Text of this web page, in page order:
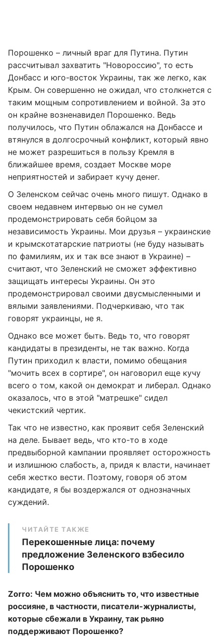
Порошенко – личный враг для Путина. Путин
рассчитывал захватить "Новороссию", то есть
Донбасс и юго-восток Украины, так же легко, как
Крым. Он совершенно не ожидал, что столкнется с
таким мощным сопротивлением и войной. За это
он крайне возненавидел Порошенко. Ведь
получилось, что Путин облажался на Донбассе и
втянулся в долгосрочный конфликт, который явно
не может разрешиться в пользу Кремля в
ближайшее время, создает Москве море
неприятностей и забирает кучу денег.
О Зеленском сейчас очень много пишут. Однако в
своем недавнем интервью он не сумел
продемонстрировать себя бойцом за
независимость Украины. Мои друзья – украинские
и крымскотатарские патриоты (не буду называть
по фамилиям, их и так все знают в Украине) –
считают, что Зеленский не сможет эффективно
защищать интересы Украины. Он это
продемонстрировал своими двусмысленными и
вялыми заявлениями. Подчеркиваю, что так
говорят украинцы, не я.
Однако все может быть. Ведь то, что говорят
кандидаты в президенты, не так важно. Когда
Путин приходил к власти, помимо обещания
"мочить всех в сортире", он наговорил еще кучу
всего о том, какой он демократ и либерал. Однако
оказалось, что в этой "матрешке" сидел
чекистский чертик.
Так что не известно, как проявит себя Зеленский
на деле. Бывает ведь, что кто-то в ходе
предвыборной кампании проявляет осторожность
и излишнюю слабость, а, придя к власти, начинает
себя жестко вести. Поэтому, говоря об этом
кандидате, я бы воздержался от однозначных
суждений.
ЧИТАЙТЕ ТАКЖЕ
Перекошенные лица: почему
предложение Зеленского взбесило
Порошенко
Zorro: Чем можно объяснить то, что известные
россияне, в частности, писатели-журналисты,
которые сбежали в Украину, так рьяно
поддерживают Порошенко?